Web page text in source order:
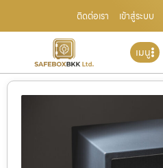
ติดต่อเรา เข้าสู่ระบบ
เมนู